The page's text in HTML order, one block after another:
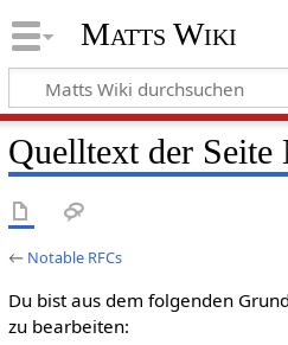
Matts Wiki
Quelltext der Seite
← Notable RFCs
Du bist aus dem folgenden
zu bearbeiten: